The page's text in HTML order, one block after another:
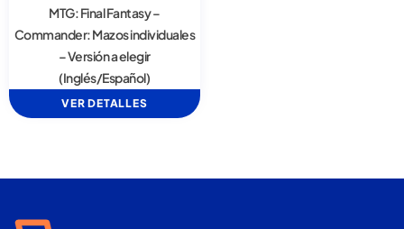
MTG: Final Fantasy –
Commander: Mazos individuales
– Versión a elegir
(Inglés/Español)
VER DETALLES